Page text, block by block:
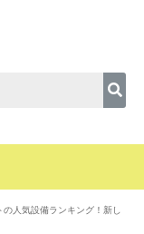
人気設備ランキング！新し